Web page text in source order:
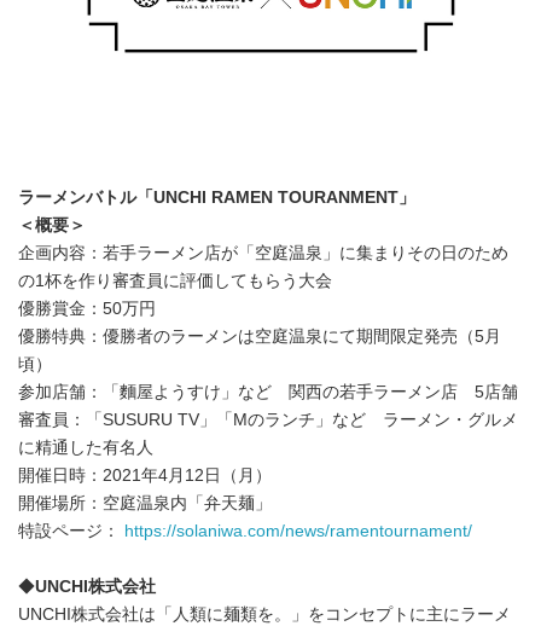
ラーメンバトル「 UNCHI RAMEN TOURANMENT 」
＜概要＞
企画内容：若手ラーメン店が「空庭温泉」に集まりその日のため
の1杯を作り審査員に評価してもらう大会
優勝賞金：50万円
優勝特典：優勝者のラーメンは空庭温泉にて期間限定発売（5月
頃）
参加店舗：「麵屋ようすけ」など 関西の若手ラーメン店 5店舗
審査員：「SUSURU TV」「Mのランチ」など ラーメン・グルメ
に精通した有名人
開催日時：2021年4月12日（月）
開催場所：空庭温泉内「弁天麺」
特設ページ：
https://solaniwa.com/news/ramentournament/
◆UNCHI 株式会社
UNCHI株式会社は「人類に麺類を。」をコンセプトに主にラーメ